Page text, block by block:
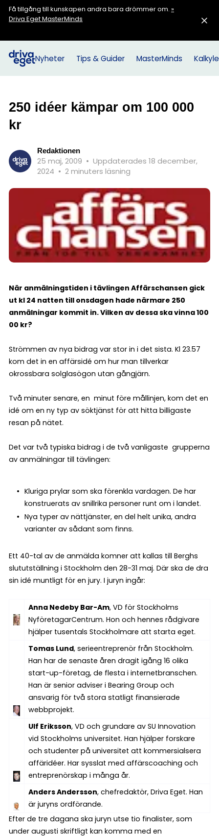
Få tillgång till kunskapen andra bara drömmer om. »
Driva Eget MasterMinds
Nyheter Tips & Guider MasterMinds
250 idéer kämpar om 100 000
kr
Redaktionen
25 maj, 2009 • Uppdaterades 18 december,
2024 • 2 minuters läsning
När anmälningstiden i tävlingen Affärschansen gick
ut kl 24 natten till onsdagen hade närmare 250
anmälningar kommit in. Vilken av dessa ska vinna 100
00 kr?
Strömmen av nya bidrag var stor in i det sista. Kl 23.57
kom det in en affärsidé om hur man tillverkar
okrossbara solglasögon utan gångjärn.
Två minuter senare, en minut före mållinjen, kom det en
idé om en ny typ av söktjänst för att hitta billigaste
resan på nätet.
Det var två typiska bidrag i de två vanligaste grupperna
av anmälningar till tävlingen:
Kluriga prylar som ska förenkla vardagen. De har
konstruerats av snillrika personer runt om i landet.
Nya typer av nättjänster, en del helt unika, andra
varianter av sådant som finns.
Ett 40-tal av de anmälda komner att kallas till Berghs
slututställning i Stockholm den 28-31 maj. Där ska de dra
sin idé muntligt för en jury. I juryn ingår:
Anna Nedeby Bar-Am, VD för Stockholms
NyföretagarCentrum. Hon och hennes rådgivare
hjälper tusentals Stockholmare att starta eget.
Tomas Lund, serieentreprenör från Stockholm.
Han har de senaste åren dragit igång 16 olika
start-up-företag, de flesta i internetbranschen.
Han är senior adviser i Bearing Group och
ansvarig för två stora statligt finansierade
webbprojekt.
Ulf Eriksson, VD och grundare av SU Innovation
vid Stockholms universitet. Han hjälper forskare
och studenter på universitet att kommersialsera
affäridéer. Har sysslat med affärscoaching och
entreprenörskap i många år.
Anders Andersson, chefredaktör, Driva Eget. Han
är juryns ordförande.
Efter de tre dagana ska juryn utse tio finalister, som
under augusti skriftligt kan komma med en